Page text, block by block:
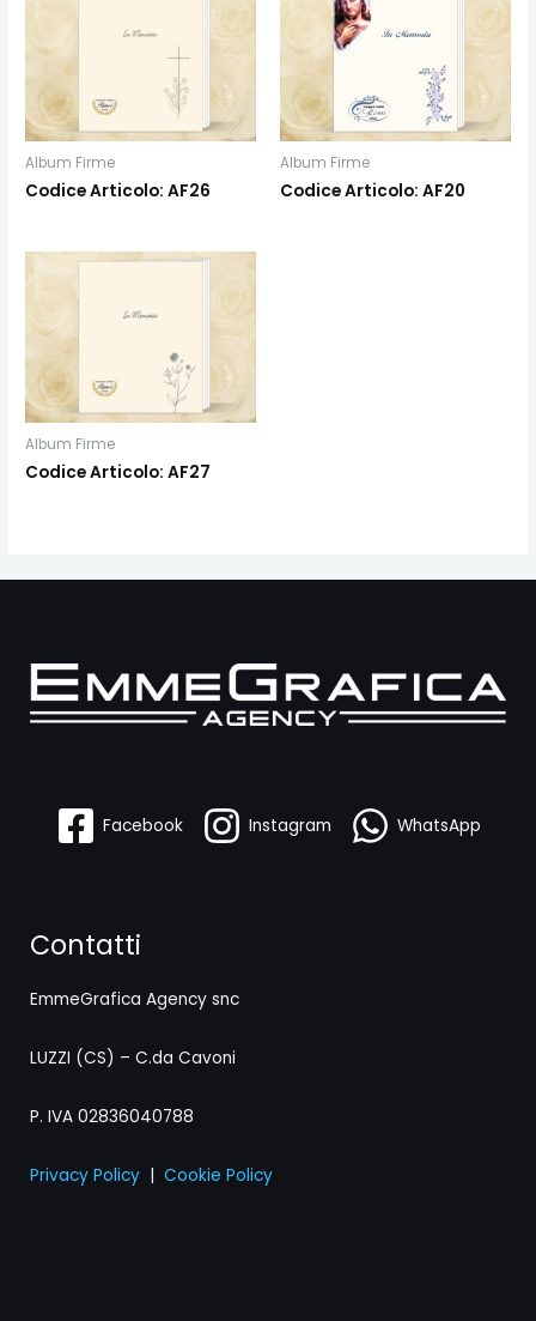
Album Firme
Codice Articolo: AF26
Album Firme
Codice Articolo: AF20
Album Firme
Codice Articolo: AF27
Facebook Instagram WhatsApp
Contatti
EmmeGrafica Agency snc
LUZZI (CS) – C.da Cavoni
P. IVA 02836040788
Privacy Policy | Cookie Policy